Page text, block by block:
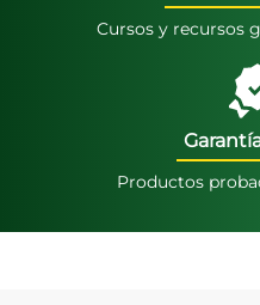
Cursos y recursos
Productos